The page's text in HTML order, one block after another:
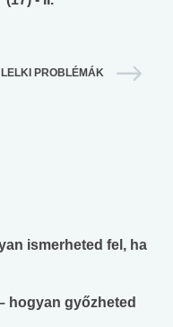
PROBLÉMÁK
ismerheted fel, ha
hogyan győzheted